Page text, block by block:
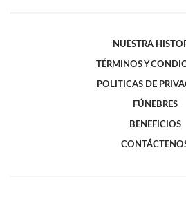
NUESTRA
TÉRMINOS Y
POLITICAS DE
FÚNEBRES
BENEFICIOS